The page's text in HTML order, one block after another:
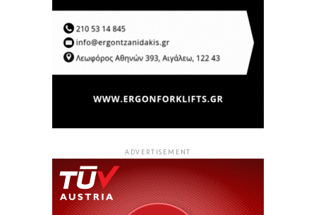
ADVERTISEMENT